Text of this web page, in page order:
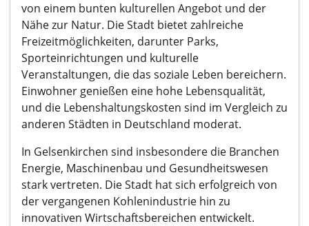
von einem bunten kulturellen Angebot und der
Nähe zur Natur. Die Stadt bietet zahlreiche
Freizeitmöglichkeiten, darunter Parks,
Sporteinrichtungen und kulturelle
Veranstaltungen, die das soziale Leben bereichern.
Einwohner genießen eine hohe Lebensqualität,
und die Lebenshaltungskosten sind im Vergleich zu
anderen Städten in Deutschland moderat.
In Gelsenkirchen sind insbesondere die Branchen
Energie, Maschinenbau und Gesundheitswesen
stark vertreten. Die Stadt hat sich erfolgreich von
der vergangenen Kohlenindustrie hin zu
innovativen Wirtschaftsbereichen entwickelt.